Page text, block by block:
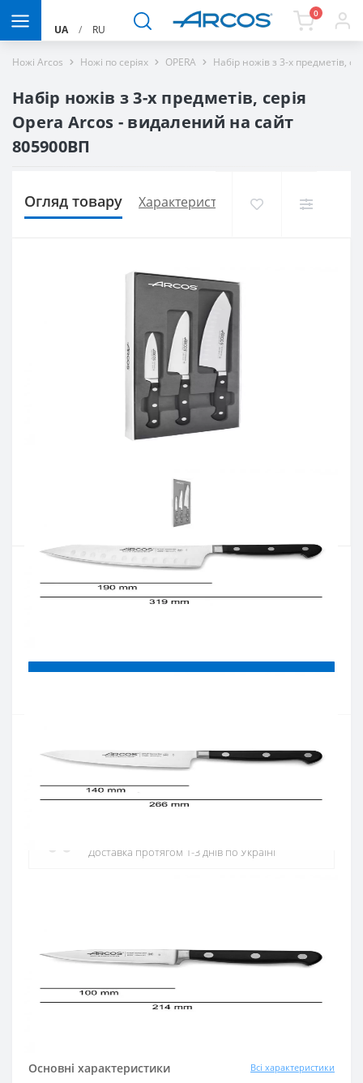
UA / RU
0
Ножі Arcos Ножі по серіях OPERA Набір ножів з 3-х предметів,
Набір ножів з 3-х предметів, серія
Opera Arcos - видалений на сайт
805900ВП
Огляд товару Характеристики Доставка і
805900ВП
Наявність:в наявностi
Основні характеристики Всі характеристики
Офіційний дистриб'ютор
Офіційний дистриб'ютор ARCOS в Україні
Доставка протягом 1-3 днів по Україні
Купуй в кредит
Оплата частинами або миттєва розстрочка
від ПриватБанку